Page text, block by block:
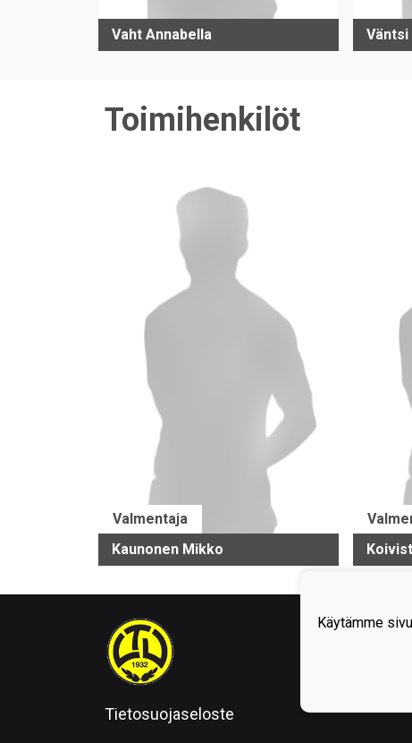
Vaht Annabella Väntsi
Toimihenkilöt
Valmentaja
Kaunonen Mikko
Tietosuojaseloste
Käytämme